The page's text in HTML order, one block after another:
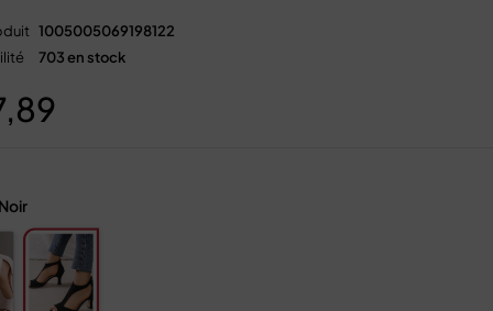
1005005069198122
703 en stock